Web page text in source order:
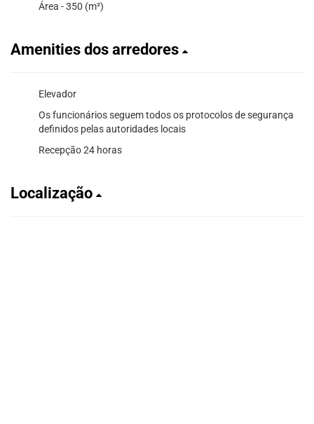
Área - 350 (m²)
Amenities dos arredores
Elevador
Os funcionários seguem todos os protocolos de segurança
definidos pelas autoridades locais
Recepção 24 horas
Localização